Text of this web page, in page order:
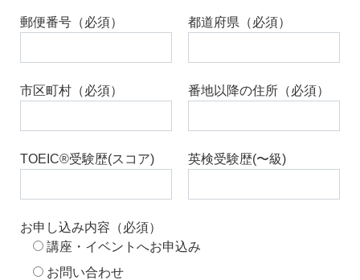
郵便番号（必須） 都道府県（必須）
市区町村（必須） 番地以降の住所（必須）
TOEIC®受験歴(スコア) 英検受験歴(〜級)
お申し込み内容（必須）
講座・イベントへお申込み
お問い合わせ